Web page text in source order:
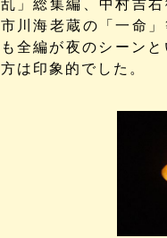
乱」総集編、中村吉
市川海老蔵の「一命
も全編が夜のシーン
方は印象的でした。